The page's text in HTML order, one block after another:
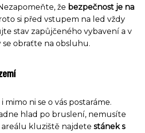
že bezpečnost je na
si před vstupem na led vždy
stav zapůjčeného vybavení a v
obraťte na obsluhu.
mimo ni se o vás postaráme.
hlad po bruslení, nemusíte
kluziště najdete stánek s